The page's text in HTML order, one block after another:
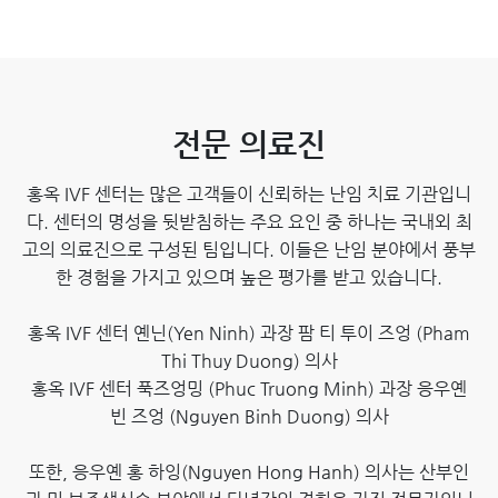
전문 의료진
홍옥 IVF 센터는 많은 고객들이 신뢰하는 난임 치료 기관입니
다. 센터의 명성을 뒷받침하는 주요 요인 중 하나는 국내외 최
고의 의료진으로 구성된 팀입니다. 이들은 난임 분야에서 풍부
한 경험을 가지고 있으며 높은 평가를 받고 있습니다.
홍옥 IVF 센터 옌닌(Yen Ninh) 과장 팜 티 투이 즈엉 (Pham
Thi Thuy Duong) 의사
홍옥 IVF 센터 푹즈엉밍 (Phuc Truong Minh) 과장 응우옌
빈 즈엉 (Nguyen Binh Duong) 의사
또한, 응우옌 홍 하잉(Nguyen Hong Hanh) 의사는 산부인